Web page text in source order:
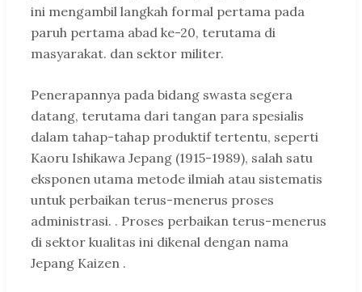
ini mengambil langkah formal pertama pada
paruh pertama abad ke-20, terutama di
masyarakat. dan sektor militer.
Penerapannya pada bidang swasta segera
datang, terutama dari tangan para spesialis
dalam tahap-tahap produktif tertentu, seperti
Kaoru Ishikawa Jepang (1915-1989), salah satu
eksponen utama metode ilmiah atau sistematis
untuk perbaikan terus-menerus proses
administrasi. . Proses perbaikan terus-menerus
di sektor kualitas ini dikenal dengan nama
Jepang Kaizen .